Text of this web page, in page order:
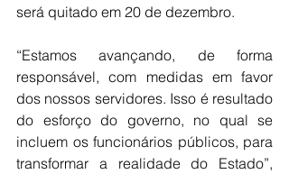
será quitado em 20 de dezembro.
“Estamos avançando, de forma
responsável, com medidas em favor
dos nossos servidores. Isso é resultado
do esforço do governo, no qual se
incluem os funcionários públicos, para
transformar a realidade do Estado”,